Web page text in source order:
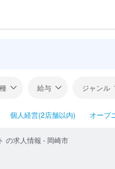
給与 ジャンル
個人経営(2店舗以内) オープ
の求人情報 - 岡崎市